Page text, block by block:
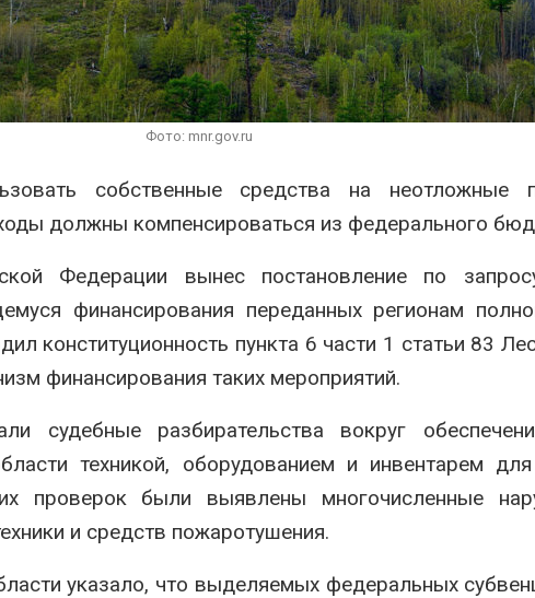
Фото: mnr.gov.ru
собственные средства на неотложные
должны компенсироваться из федерального
Федерации вынес постановление по
финансирования переданных регионам
конституционность пункта 6 части 1 статьи 83
финансирования таких мероприятий.
судебные разбирательства вокруг
техникой, оборудованием и инвентарем
проверок были выявлены многочисленные
и средств пожаротушения.
указало, что выделяемых федеральных
и
из воздуха с помощью
ветра
Авг 6, 2026
Приложение «Экопульс»
для контроля мусорных
площадок запустят в
преступлений
Авг 6, 2026